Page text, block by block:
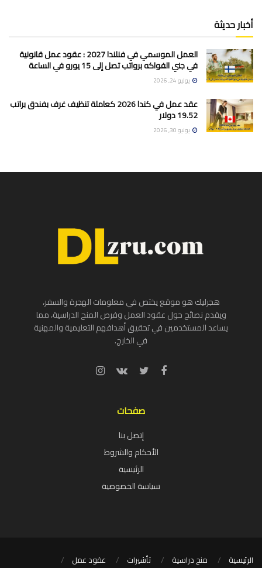
أخبار حديثة
العمل الموسمي في فنلندا 2027 : عقود عمل قانونية
في جني الفواكه برواتب تصل إلى 15 يورو في الساعة
يوليو 24, 2026
عقد عمل في كندا 2026 كعاملة تنظيف غرف بفندق براتب
19.52 دولار
يونيو 30, 2026
هجرليك هو موقع يختص في معلومات الهجرة والسفر،
ويقدم نصائح حول عقود العمل وفرص المنح الدراسية، مما
يساعد المستخدمين في تحقيق أهدافهم التعليمية والمهنية
في الخارج.
صفحات
إتصل بنا
الأحكام والشروط
الرئيسية
سياسة الخصوصية
الرئيسية منح دراسية تأشيرات
عقود عمل